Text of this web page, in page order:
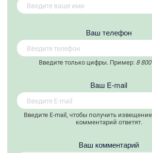
Вaш телефон
Введите только цифры. Пример: 8
Вaш E-mail
Введите E-mail, чтобы получить
комментарий ответят.
Ваш комментарий